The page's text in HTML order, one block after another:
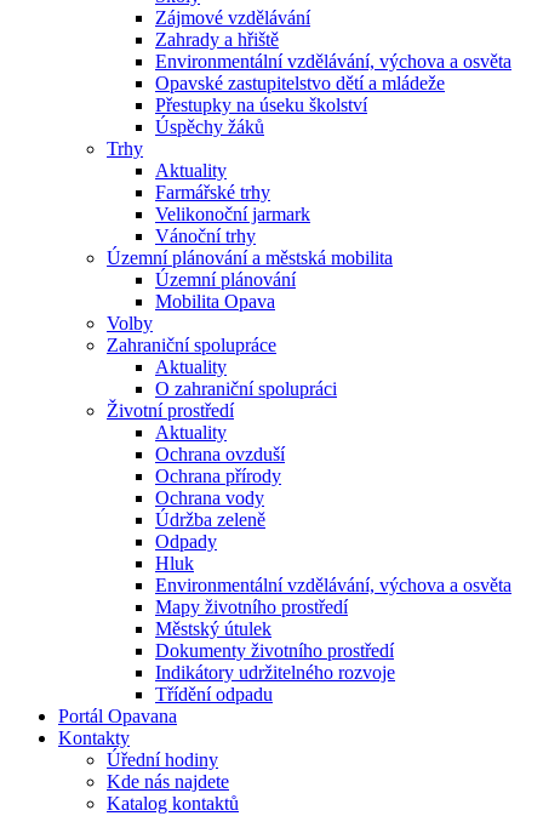
Zájmové vzdělávání
Zahrady a hřiště
Environmentální vzdělávání, výchova a osvěta
Opavské zastupitelstvo dětí a mládeže
Přestupky na úseku školství
Úspěchy žáků
Trhy
Aktuality
Farmářské trhy
Velikonoční jarmark
Vánoční trhy
Územní plánování a městská mobilita
Územní plánování
Mobilita Opava
Volby
Zahraniční spolupráce
Aktuality
O zahraniční spolupráci
Životní prostředí
Aktuality
Ochrana ovzduší
Ochrana přírody
Ochrana vody
Údržba zeleně
Odpady
Hluk
Environmentální vzdělávání, výchova a osvěta
Mapy životního prostředí
Městský útulek
Dokumenty životního prostředí
Indikátory udržitelného rozvoje
Třídění odpadu
Portál Opavana
Kontakty
Úřední hodiny
Kde nás najdete
Katalog kontaktů